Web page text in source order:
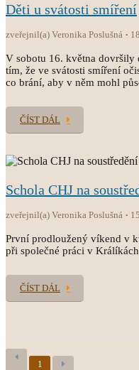
Děti u svátosti smíření
zveřejnil(a) Veronika Poslušná
V sobotu 16. května dovršily
tím, že ve svátosti smíření
co brání, aby v něm mohl
ČÍST DÁL
Schola CHJ na
zveřejnil(a) Veronika Poslušná
První prodloužený víkend v
při společné práci v
ČÍST DÁL
1